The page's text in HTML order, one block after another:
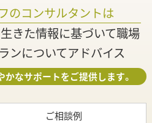
のコンサルタントは
きた情報に基づいて職場
ンについてアドバイス
かなサポートをご提供します。
ご相談例